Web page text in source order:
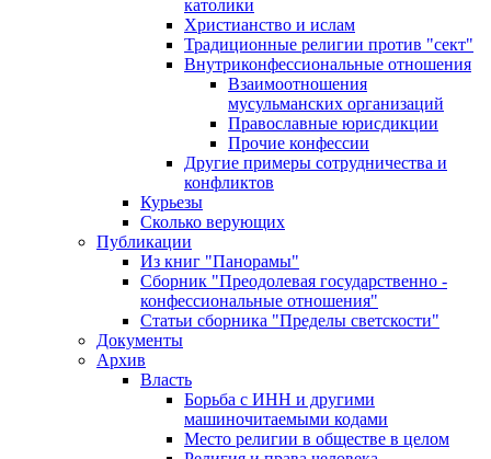
католики
Христианство и ислам
Традиционные религии против "сект"
Внутриконфессиональные отношения
Взаимоотношения
мусульманских организаций
Православные юрисдикции
Прочие конфессии
Другие примеры сотрудничества и
конфликтов
Курьезы
Сколько верующих
Публикации
Из книг "Панорамы"
Сборник "Преодолевая государственно -
конфессиональные отношения"
Статьи сборника "Пределы светскости"
Документы
Архив
Власть
Борьба с ИНН и другими
машиночитаемыми кодами
Место религии в обществе в целом